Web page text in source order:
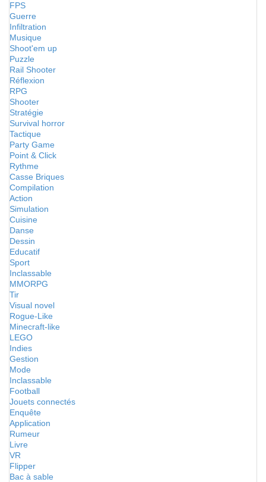
FPS
Guerre
Infiltration
Musique
Shoot'em up
Puzzle
Rail Shooter
Réflexion
RPG
Shooter
Stratégie
Survival horror
Tactique
Party Game
Point & Click
Rythme
Casse Briques
Compilation
Action
Simulation
Cuisine
Danse
Dessin
Educatif
Sport
Inclassable
MMORPG
Tir
Visual novel
Rogue-Like
Minecraft-like
LEGO
Indies
Gestion
Mode
Inclassable
Football
Jouets connectés
Enquête
Application
Rumeur
Livre
VR
Flipper
Bac à sable